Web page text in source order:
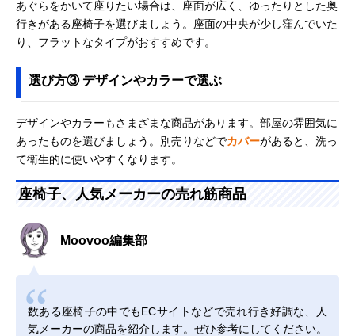
あぐらをかいて座りたい場合は、座面が広く、ゆったりとした奥
行きがある座椅子を選びましょう。座面の中央が少し窪んでいた
り、フラットなタイプがおすすめです。
選び方③ デザインやカラーで選ぶ
デザインやカラーもさまざまな商品があります。部屋の雰囲気に
あったものを選びましょう。別売りなどでカバーがあると、洗っ
て衛生的に使いやすくなります。
座椅子、人気メーカーの売れ筋商品
Moovoo編集部
数ある座椅子の中でもECサイトなどで売れ行き好調な、人
気メーカーの商品を紹介します。ぜひ参考にしてください。